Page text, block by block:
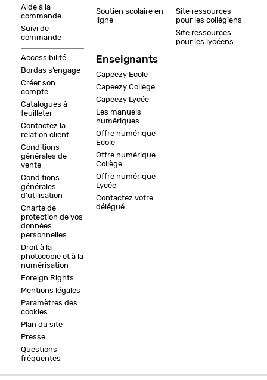
Aide à la
commande
Suivi de
commande
Accessibilité
Bordas s’engage
Créer son
compte
Catalogues à
feuilleter
Contactez la
relation client
Conditions
générales de
vente
Conditions
générales
d'utilisation
Charte de
protection de vos
données
personnelles
Droit à la
photocopie et à la
numérisation
Foreign Rights
Mentions légales
Paramètres des
cookies
Plan du site
Presse
Questions
fréquentes
Soutien scolaire en
ligne
Enseignants
Capeezy Ecole
Capeezy Collège
Capeezy Lycée
Les manuels
numériques
Offre numérique
Ecole
Offre numérique
Collège
Offre numérique
Lycée
Contactez votre
délégué
Site ressources
pour les collégiens
Site ressources
pour les lycéens